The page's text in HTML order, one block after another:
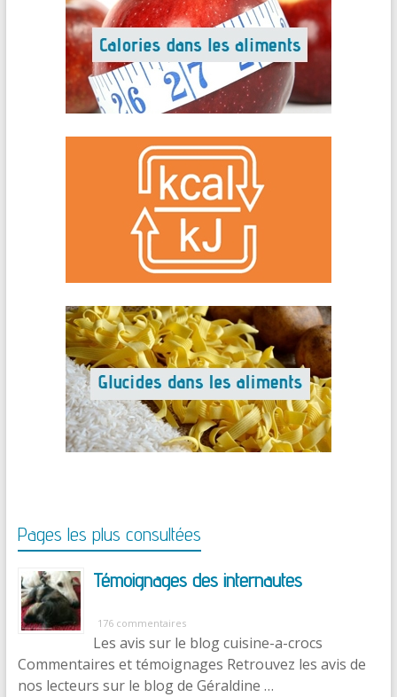
Pages les plus consultées
Témoignages des internautes
176 commentaires
Les avis sur le blog cuisine-a-crocs
Commentaires et témoignages Retrouvez les avis de
nos lecteurs sur le blog de Géraldine …